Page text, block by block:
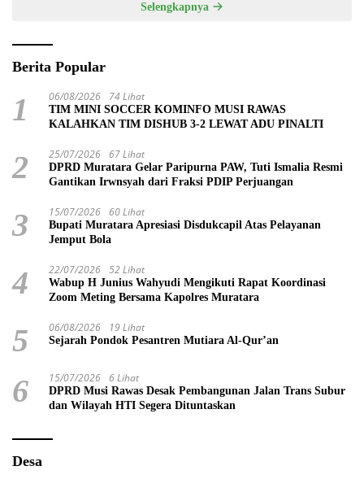
Selengkapnya
Berita Popular
1 06/08/2026 74 Lihat
TIM MINI SOCCER KOMINFO MUSI RAWAS
KALAHKAN TIM DISHUB 3-2 LEWAT ADU PINALTI
2 25/07/2026 67 Lihat
DPRD Muratara Gelar Paripurna PAW, Tuti Ismalia Resmi
Gantikan Irwnsyah dari Fraksi PDIP Perjuangan
3 15/07/2026 60 Lihat
Bupati Muratara Apresiasi Disdukcapil Atas Pelayanan
Jemput Bola
4 22/07/2026 52 Lihat
Wabup H Junius Wahyudi Mengikuti Rapat Koordinasi
Zoom Meting Bersama Kapolres Muratara
5 06/08/2026 19 Lihat
Sejarah Pondok Pesantren Mutiara Al-Qur’an
6 15/07/2026 6 Lihat
DPRD Musi Rawas Desak Pembangunan Jalan Trans Subur
dan Wilayah HTI Segera Dituntaskan
Desa